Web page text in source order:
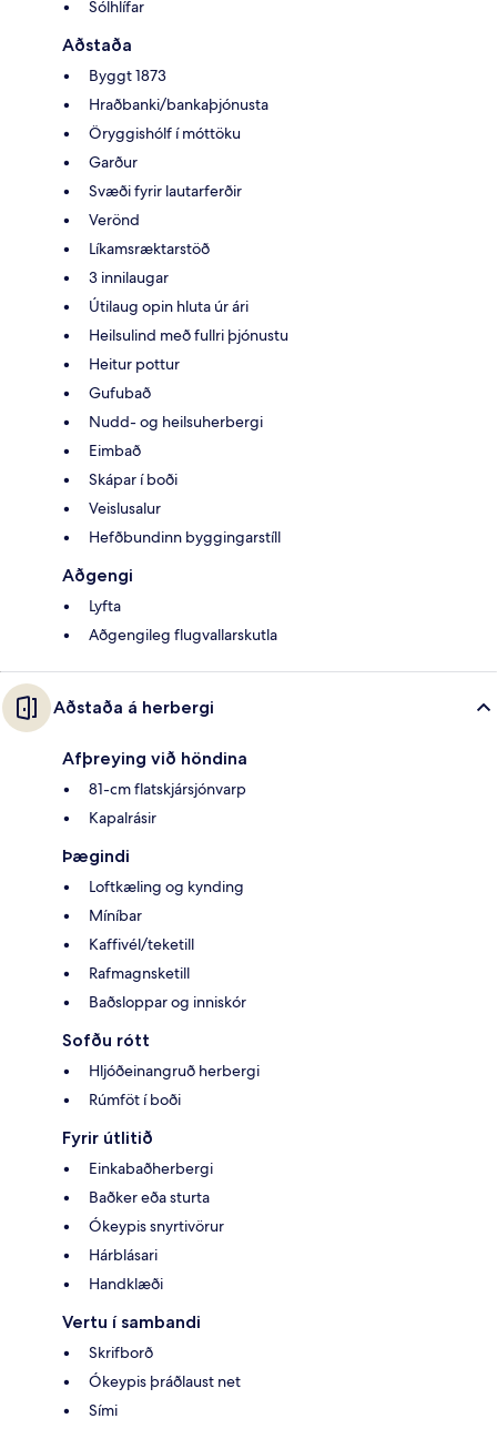
Sólhlífar
Aðstaða
Byggt 1873
Hraðbanki/bankaþjónusta
Öryggishólf í móttöku
Garður
Svæði fyrir lautarferðir
Verönd
Líkamsræktarstöð
3 innilaugar
Útilaug opin hluta úr ári
Heilsulind með fullri þjónustu
Heitur pottur
Gufubað
Nudd- og heilsuherbergi
Eimbað
Skápar í boði
Veislusalur
Hefðbundinn byggingarstíll
Aðgengi
Lyfta
Aðgengileg flugvallarskutla
Aðstaða á herbergi
Afþreying við höndina
81-cm flatskjársjónvarp
Kapalrásir
Þægindi
Loftkæling og kynding
Míníbar
Kaffivél/teketill
Rafmagnsketill
Baðsloppar og inniskór
Sofðu rótt
Hljóðeinangruð herbergi
Rúmföt í boði
Fyrir útlitið
Einkabaðherbergi
Baðker eða sturta
Ókeypis snyrtivörur
Hárblásari
Handklæði
Vertu í sambandi
Skrifborð
Ókeypis þráðlaust net
Sími